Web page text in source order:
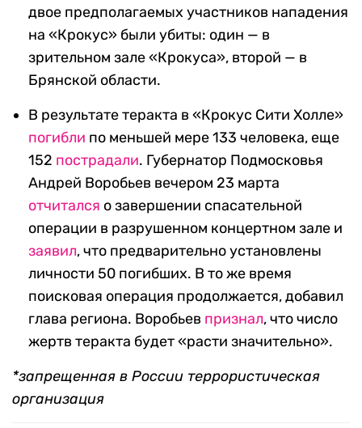
двое предполагаемых участников нападения
на «Крокус» были убиты: один — в
зрительном зале «Крокуса», второй — в
Брянской области.
В результате теракта в «Крокус Сити Холле»
погибли по меньшей мере 133 человека, еще
152 пострадали. Губернатор Подмосковья
Андрей Воробьев вечером 23 марта
отчитался о завершении спасательной
операции в разрушенном концертном зале и
заявил, что предварительно установлены
личности 50 погибших. В то же время
поисковая операция продолжается, добавил
глава региона. Воробьев признал, что число
жертв теракта будет «расти значительно».
*запрещенная в России террористическая
организация